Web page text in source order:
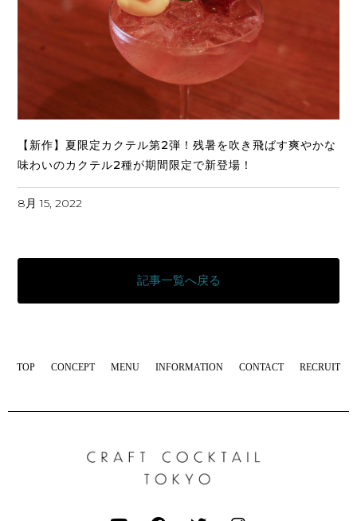
【新作】夏限定カクテル第2弾！残暑を吹き飛ばす爽やかな
味わいのカクテル2種が期間限定で新登場！
8月 15, 2022
記事一覧へ戻る
TOP CONCEPT MENU INFORMATION CONTACT RECRUIT